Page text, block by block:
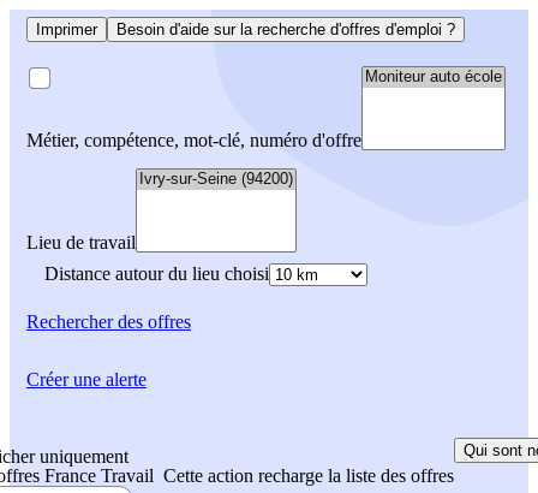
Imprimer Besoin d'aide sur la recherche d'offres d'emploi ?
Métier, compétence, mot-clé, numéro d'offre
Lieu de travail
Distance autour du lieu choisi
Rechercherdes offres
uniquement
France Travail Cette action recharge la liste des offres
Qui sont
Créer une alerte